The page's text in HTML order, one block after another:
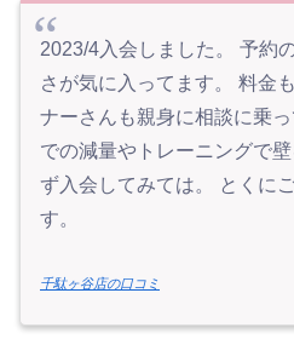
2023/4入会しました。 予約
さが気に入ってます。 料金
ナーさんも親身に相談に乗
での減量やトレーニングで
ず入会してみては。 とくに
す。
千駄ヶ谷店の口コミ